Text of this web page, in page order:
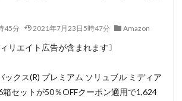
45分 2021年7月23日5時47分 Amazon
リエイト広告が含まれます〕
ックス(R) プレミアム ソリュブル ミディア
箱セットが50％OFFクーポン適用で1,624